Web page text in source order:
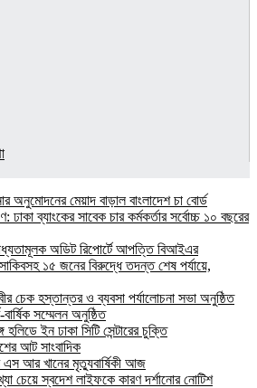
অনুমোদনের মেয়াদ বাড়াল বাংলাদেশ চা বোর্ড
ব্যাংকের সাবেক চার কর্মকর্তার সর্বোচ্চ ১০ বছরের
অডিট রিপোর্টে আপত্তি বিআইএর
১৫ জনের বিরুদ্ধে তদন্ত শেষ পর্যায়ে,
চেক হস্তান্তর ও ব্যবসা পর্যালোচনা সভা অনুষ্ঠিত
বার্ষিক সম্মেলন অনুষ্ঠিত
হলিডে ইন ঢাকা সিটি সেন্টারের চুক্তি
আট সাংবাদিক
এস আর খানের মৃত্যুবার্ষিকী আজ
চেয়ে স্বদেশ লাইফকে কারণ দর্শানোর নোটিশ